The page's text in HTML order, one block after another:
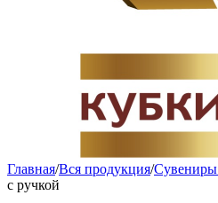
Главная/Вся продукция/Сувениры
с ручкой